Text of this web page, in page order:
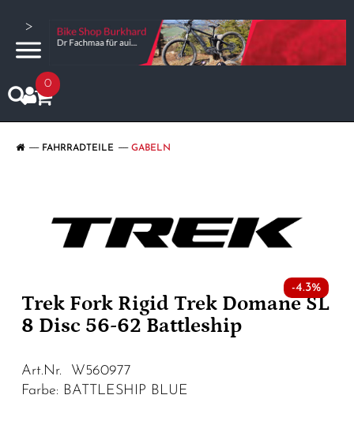
>
0
FAHRRADTEILE GABELN
-4.3%
Trek Fork Rigid Trek Domane SL
8 Disc 56-62 Battleship
Art.Nr. W560977
Farbe: BATTLESHIP BLUE